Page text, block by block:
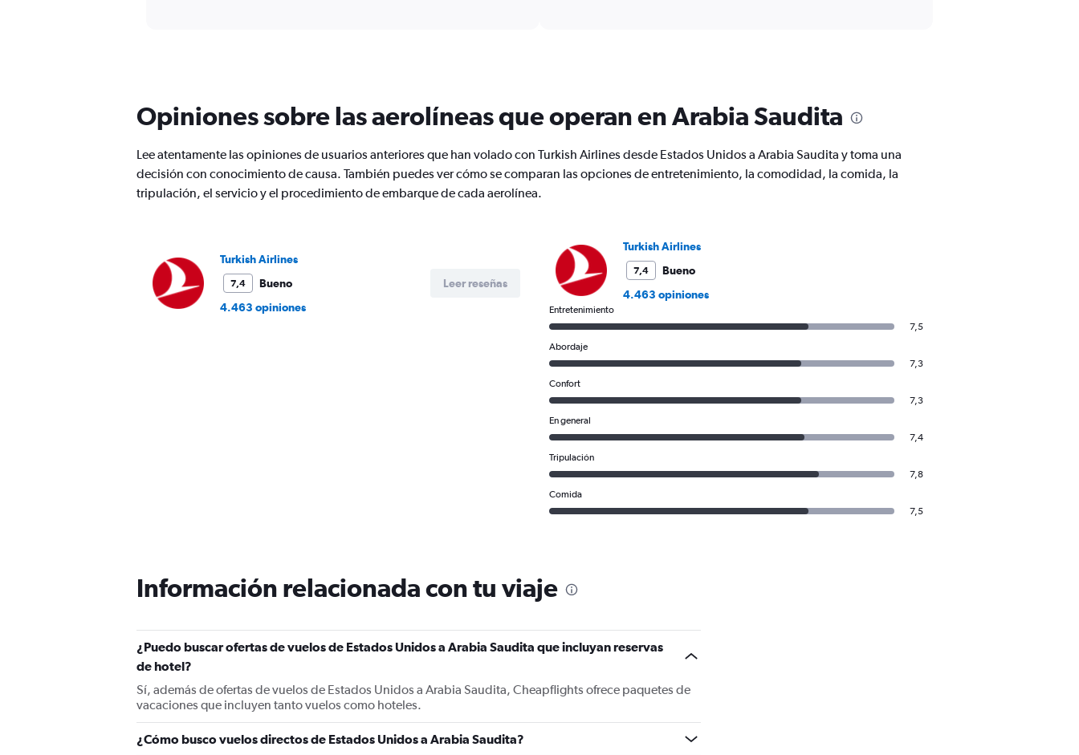
has
1
axis
displaying
values.
chart
has
Y
axis
to
1500.
Opiniones sobre las aerolíneas que operan en Arabia Saudita
Lee atentamente las opiniones de usuarios anteriores que han volado con Turkish Airlines desde Estados Unidos a Arabia Saudita y toma una
decisión con conocimiento de causa. También puedes ver cómo se comparan las opciones de entretenimiento, la comodidad, la comida, la
tripulación, el servicio y el procedimiento de embarque de cada aerolínea.
Turkish Airlines
7,4
Bueno
4.463 opiniones
Leer reseñas
Turkish Airlines
7,4
Bueno
4.463 opiniones
Entretenimiento
7,5
Abordaje
7,3
Confort
7,3
En general
7,4
Tripulación
7,8
Comida
7,5
Información relacionada con tu viaje
¿Puedo buscar ofertas de vuelos de Estados Unidos a Arabia Saudita que incluyan reservas
de hotel?
Sí, además de ofertas de vuelos de Estados Unidos a Arabia Saudita, Cheapflights ofrece paquetes de
vacaciones que incluyen tanto vuelos como hoteles.
¿Cómo busco vuelos directos de Estados Unidos a Arabia Saudita?